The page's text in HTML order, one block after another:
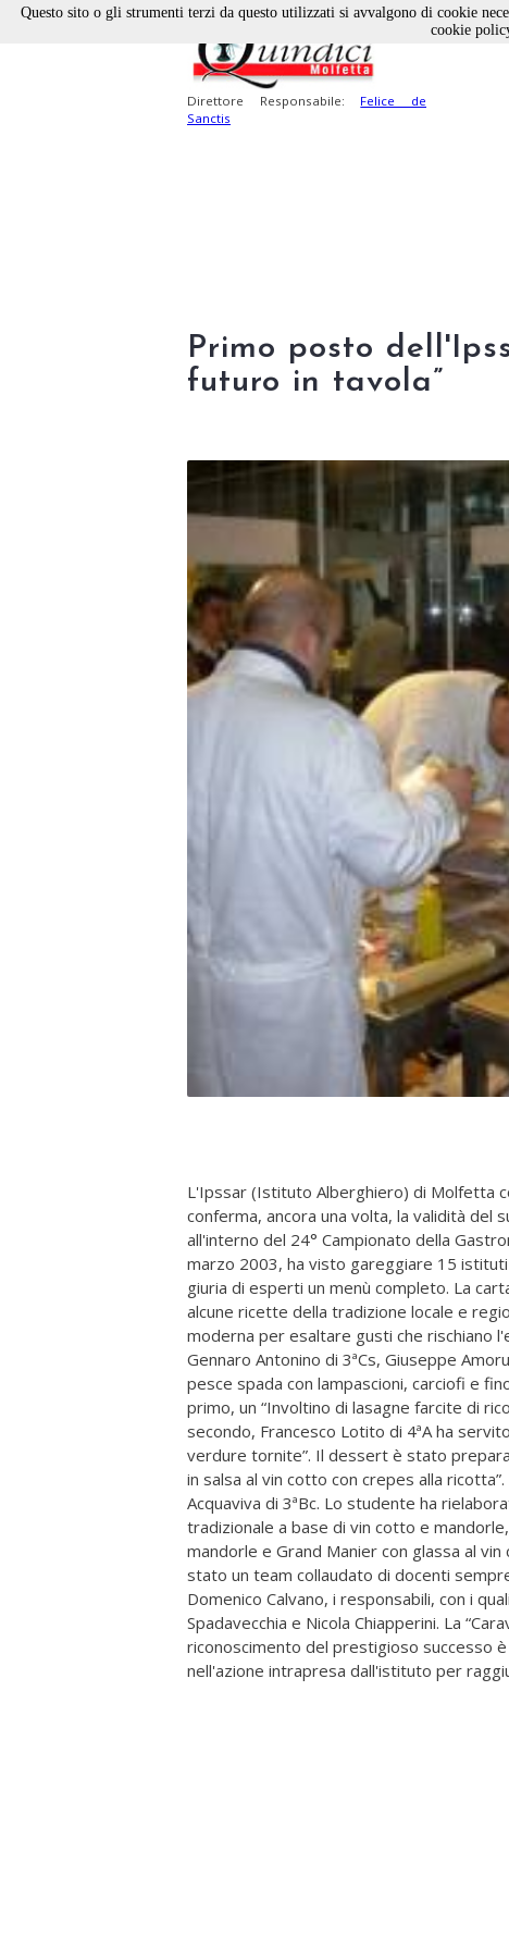
Direttore Responsabile: Felice de
Sanctis
Primo posto
futuro in tavola”
L'Ipssar (Istituto Alberghiero) di Molfetta
conferma, ancora una volta, la validità
all'interno del 24° Campionato della
marzo 2003, ha visto gareggiare 15
giuria di esperti un menù completo. La
alcune ricette della tradizione locale e
moderna per esaltare gusti che rischiano
Gennaro Antonino di 3ªCs, Giuseppe
pesce spada con lampascioni, carciofi e
primo, un “Involtino di lasagne farcite di
secondo, Francesco Lotito di 4ªA ha
verdure tornite”. Il dessert è stato
in salsa al vin cotto con crepes alla
Acquaviva di 3ªBc. Lo studente ha
tradizionale a base di vin cotto e
mandorle e Grand Manier con glassa al
stato un team collaudato di docenti
Domenico Calvano, i responsabili, con i
Spadavecchia e Nicola Chiapperini. La
riconoscimento del prestigioso successo
nell'azione intrapresa dall'istituto per
Questo sito o gli strumenti terzi da questo utilizzati si avvalgono di cookie
cookie